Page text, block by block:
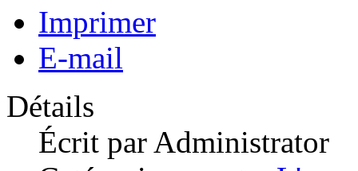
Imprimer
E-mail
Détails
Écrit par Administrator